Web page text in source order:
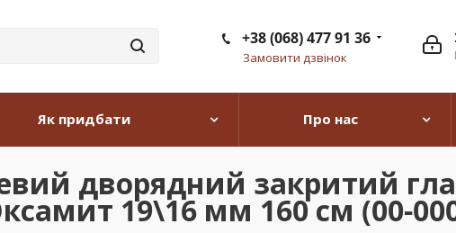
+38 (068) 477 91 36
Замовити дзвінок
Як придбати Про нас
дворядний закритий
19\16 мм 160 см (00-